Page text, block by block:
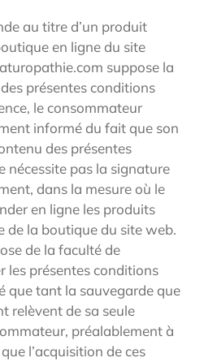
au titre d’un produit
en ligne du site
suppose la
présentes conditions
le consommateur
informé du fait que son
des présentes
nécessite pas la signature
dans la mesure où le
en ligne les produits
de la boutique du site web.
de la faculté de
les présentes conditions
que tant la sauvegarde que
relèvent de sa seule
préalablement à
l’acquisition de ces